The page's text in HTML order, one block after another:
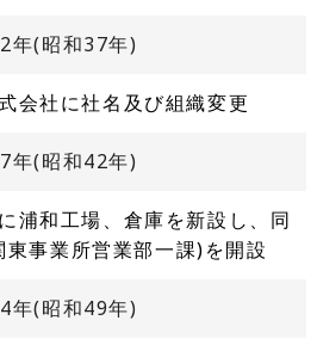
年(昭和37年)
会社に社名及び組織変更
年(昭和42年)
浦和工場、倉庫を新設し、同
事業所営業部一課)を開設
年(昭和49年)